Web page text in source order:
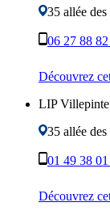
35 allée
06 27 88
Découvrez
LIP Villepinte
35 allée
01 49 38
Découvrez